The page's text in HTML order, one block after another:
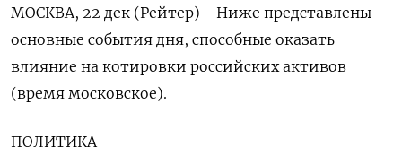
МОСКВА, 22 дек (Рейтер) - Ниже представлены
основные события дня, способные оказать
влияние на котировки российских активов
(время московское).
ПОЛИТИКА